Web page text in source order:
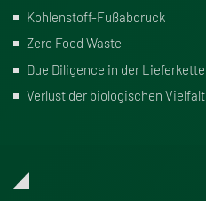
Kohlenstoff-Fußabdruck
Zero Food Waste
Due Diligence in der Lieferkette
Verlust der biologischen Vielfalt